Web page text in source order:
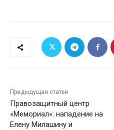
Предыдущая статья
Правозащитный центр
«Мемориал»: нападение на
Елену Милашину и